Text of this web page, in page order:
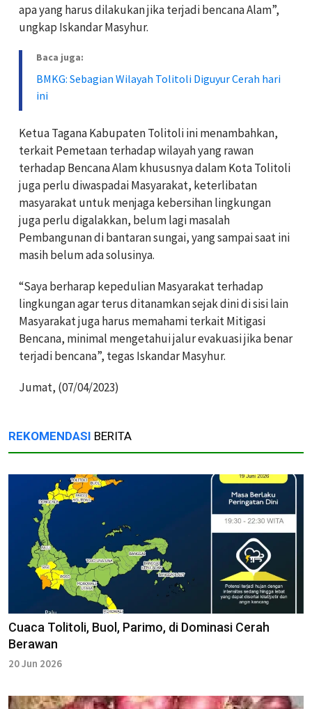
apa yang harus dilakukan jika terjadi bencana Alam”,
ungkap Iskandar Masyhur.
Baca juga:
BMKG: Sebagian Wilayah Tolitoli Diguyur Cerah hari
ini
Ketua Tagana Kabupaten Tolitoli ini menambahkan,
terkait Pemetaan terhadap wilayah yang rawan
terhadap Bencana Alam khususnya dalam Kota Tolitoli
juga perlu diwaspadai Masyarakat, keterlibatan
masyarakat untuk menjaga kebersihan lingkungan
juga perlu digalakkan, belum lagi masalah
Pembangunan di bantaran sungai, yang sampai saat ini
masih belum ada solusinya.
“Saya berharap kepedulian Masyarakat terhadap
lingkungan agar terus ditanamkan sejak dini di sisi lain
Masyarakat juga harus memahami terkait Mitigasi
Bencana, minimal mengetahui jalur evakuasi jika benar
terjadi bencana”, tegas Iskandar Masyhur.
Jumat, (07/04/2023)
REKOMENDASI BERITA
Cuaca Tolitoli, Buol, Parimo, di Dominasi Cerah
Berawan
20 Jun 2026